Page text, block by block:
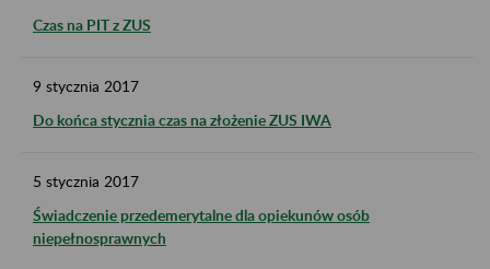
Czas na PIT z ZUS
9 stycznia 2017
Do końca stycznia czas na złożenie ZUS IWA
5 stycznia 2017
Świadczenie przedemerytalne dla opiekunów osób
niepełnosprawnych